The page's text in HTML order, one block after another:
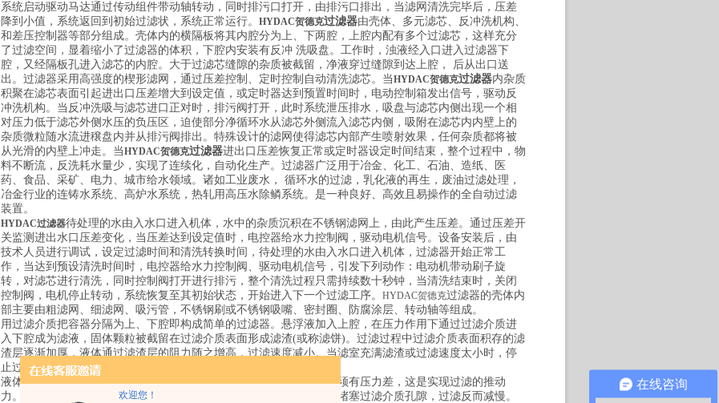
欢迎您！
系统启动驱动马达通过传动组件带动轴转动，同时排污口打开，由排污口排出，当滤网清洗完毕后，压差
降到小值，系统返回到初始过滤状，系统正常运行。 HYDAC贺德克​过滤器由壳体、多元滤芯、反冲洗机构、
和差压控制器等部分组成。壳体内的横隔板将其内腔分为上、下两腔，上腔内配有多个过滤芯，这样充分
了过滤空间，显着缩小了过滤器的体积，下腔内安装有反冲 洗吸盘。工作时，浊液经入口进入过滤器下
腔，又经隔板孔进入滤芯的内腔。大于过滤芯缝隙的杂质被截留，净液穿过缝隙到达上腔， 后从出口送
出。过滤器采用高强度的楔形滤网，通过压差控制、定时控制自动清洗滤芯。当HYDAC贺德克过滤器内杂质
积聚在滤芯表面引起进出口压差增大到设定值，或定时器达到预置时间时，电动控制箱发出信号，驱动反
冲洗机构。当反冲洗吸与滤芯进口正对时，排污阀打开，此时系统泄压排水，吸盘与滤芯内侧出现一个相
对压力低于滤芯外侧水压的负压区，迫使部分净循环水从滤芯外侧流入滤芯内侧，吸附在滤芯内内壁上的
杂质微粒随水流进穣盘内并从排污阀排出。特殊设计的滤网使得滤芯内部产生喷射效果，任何杂质都将被
从光滑的内壁上冲走。当HYDAC贺德克​过滤器进出口压差恢复正常或定时器设定时间结束，整个过程中，物
料不断流，反洗耗水量少，实现了连续化，自动化生产。过滤器广泛用于冶金、化工、石油、造纸、医
药、食品、采矿、电力、城市给水领域。诸如工业废水， 循环水的过滤，乳化液的再生，废油过滤处理，
冶金行业的连铸水系统、高炉水系统，热轧用高压水除鳞系统。是一种良好、高效且易操作的全自动过滤
装置。
HYDAC过滤器待处理的水由入水口进入机体，水中的杂质沉积在不锈钢滤网上，由此产生压差。通过压差开
关监测进出水口压差变化，当压差达到设定值时，电控器给水力控制阀，驱动电机信号。设备安装后，由
技术人员进行调试，设定过滤时间和清洗转换时间，待处理的水由入水口进入机体，过滤器开始正常工
作，当达到预设清洗时间时，电控器给水力控制阀、驱动电机信号，引发下列动作：电动机带动刷子旋
转，对滤芯进行清洗，同时控制阀打开进行排污，整个清洗过程只需持续数十秒钟，当清洗结束时，关闭
控制阀，电机停止转动，系统恢复至其初始状态，开始进入下一个过滤工序。 HYDAC贺德克过滤器的壳体内
部主要由粗滤网、细滤网、吸污管，不锈钢刷或不锈钢吸嘴、密封圈、防腐涂层、转动轴等组成。
用过滤介质把容器分隔为上、下腔即构成简单的过滤器。悬浮液加入上腔，在压力作用下通过过滤介质进
入下腔成为滤液，固体颗粒被截留在过滤介质表面形成滤渣(或称滤饼)。过滤过程中过滤介质表面积存的滤
渣层逐渐加厚，液体通过滤渣层的阻力随之增高，过滤速度减小。当滤室充满滤渣或过滤速度太小时，停
止过滤，清除滤渣，使过滤介质再生，以完成一次过滤循环。
液体通过滤渣层和过滤介质必须克服阻力，因此在过滤介质的两侧必须有压力差，这是实现过滤的推动
力。增大压力差可以加速过滤，但受压后变形的颗粒在大压力差时易堵塞过滤介质孔隙，过滤反而减慢。
在线咨询